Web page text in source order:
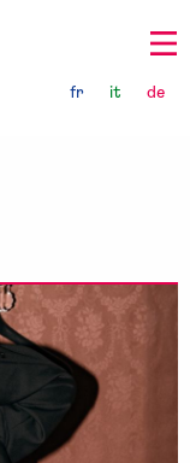
fr it de